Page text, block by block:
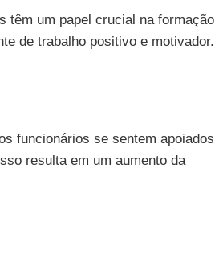
têm um papel crucial na formação
de trabalho positivo e motivador.
funcionários se sentem apoiados
resulta em um aumento da